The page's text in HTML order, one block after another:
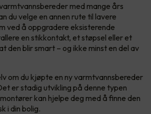
med mange års
du velge en annen rute til lavere
ved å oppgradere eksisterende
en stikkontakt, et støpsel eller et
den blir smart – og ikke minst en del av
om du kjøpte en ny varmtvannsbereder
er stadig utvikling på denne typen
kan hjelpe deg med å finne den
i din bolig.